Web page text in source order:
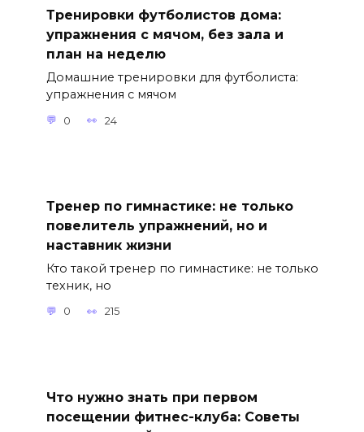
Тренировки футболистов дома:
упражнения с мячом, без зала и
план на неделю
Домашние тренировки для футболиста:
упражнения с мячом
0 24
Тренер по гимнастике: не только
повелитель упражнений, но и
наставник жизни
Кто такой тренер по гимнастике: не только
техник, но
0 215
Что нужно знать при первом
посещении фитнес-клуба: Советы